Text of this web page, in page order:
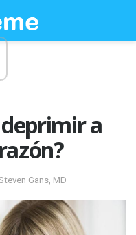
a
Gans, MD